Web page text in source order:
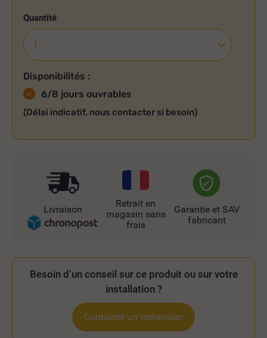
Quantité
Disponibilités :
6/8 jours ouvrables
(Délai indicatif, nous contacter si besoin)
Livraison
Retrait en
magasin sans
frais
Garantie et SAV
fabricant
Besoin d’un conseil sur ce produit ou sur votre
installation ?
Contacter un technicien